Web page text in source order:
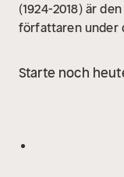
(1924-2018) är
författaren under
exemplar i
Starte noch